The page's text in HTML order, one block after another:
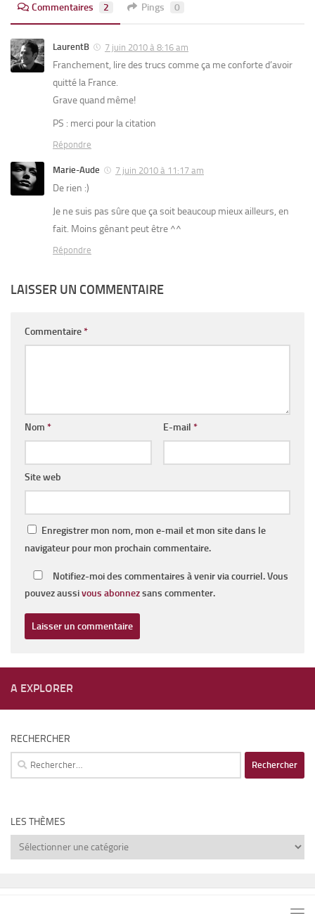
Commentaires 2 Pings 0
LaurentB 7 juin 2010 à 8:16 am
Franchement, lire des trucs comme ça me conforte d’avoir
quitté la France.
Grave quand même!
PS : merci pour la citation
Répondre
Marie-Aude 7 juin 2010 à 11:17 am
De rien :)
Je ne suis pas sûre que ça soit beaucoup mieux ailleurs, en
fait. Moins gênant peut être ^^
Répondre
LAISSER UN COMMENTAIRE
Commentaire*
Nom * E-mail *
Site web
Enregistrer mon nom, mon e-mail et mon site dans le
navigateur pour mon prochain commentaire.
Notifiez-moi des commentaires à venir via courriel. Vous
pouvez aussivous abonnezsans commenter.
A EXPLORER
RECHERCHER
Rechercher :
LES THÈMES
Les
thèmes